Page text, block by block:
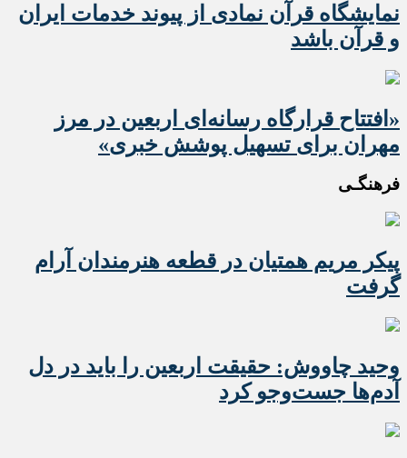
نمایشگاه قرآن نمادی از پیوند خدمات ایران
و قرآن باشد
«افتتاح قرارگاه رسانه‌ای اربعین در مرز
مهران برای تسهیل پوشش خبری»
فرهنگـی
پیکر مریم همتیان در قطعه هنرمندان آرام
گرفت
وحید چاووش: حقیقت اربعین را باید در دل
آدم‌ها جست‌وجو کرد